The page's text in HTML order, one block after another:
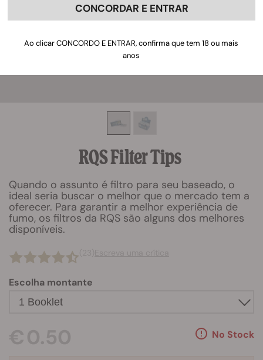
RQS Filter Tips
Quando o assunto é filtro para seu baseado, o
ideal seria buscar o melhor que o mercado tem a
oferecer. Para garantir a melhor experiência de
fumo, os filtros da RQS são alguns dos melhores
disponíveis.
Escolha montante
No Stock
CONCORDAR E ENTRAR
Ao clicar CONCORDO E ENTRAR, confirma que tem 18 ou mais
anos